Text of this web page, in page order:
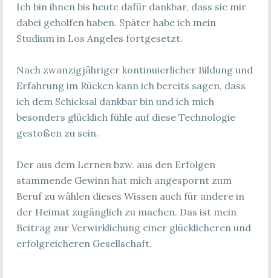
Ich bin ihnen bis heute dafür dankbar, dass sie mir
dabei geholfen haben. Später habe ich mein
Studium in Los Angeles fortgesetzt.
Nach zwanzigjähriger kontinuierlicher Bildung und
Erfahrung im Rücken kann ich bereits sagen, dass
ich dem Schicksal dankbar bin und ich mich
besonders glücklich fühle auf diese Technologie
gestoßen zu sein.
Der aus dem Lernen bzw. aus den Erfolgen
stammende Gewinn hat mich angespornt zum
Beruf zu wählen dieses Wissen auch für andere in
der Heimat zugänglich zu machen. Das ist mein
Beitrag zur Verwirklichung einer glücklicheren und
erfolgreicheren Gesellschaft.